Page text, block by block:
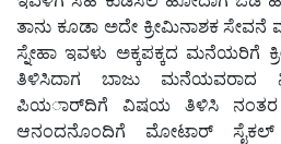
ತಾನು ಕೂಡಾ ಅದೇ ಕ್ರೀಮಿನಾಶಕ
ಸ್ನೇಹಾ ಇವಳು ಅಕ್ಕಪಕ್ಕದ ಮನೆಯರಿಗೆ
ತಿಳಿಸಿದಾಗ ಬಾಜು ಮನೆಯವರಾದ
ಪಿಯರ್ಾದಿಗೆ ವಿಷಯ ತಿಳಿಸಿ ನಂತರ
ಆನಂದನೊಂದಿಗೆ ಮೋಟಾರ್